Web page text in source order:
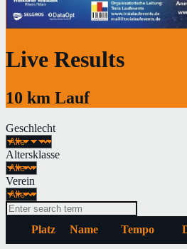
Live Results
10 km Lauf
Geschlecht
Altersklasse
Verein
Platz Name Tempo